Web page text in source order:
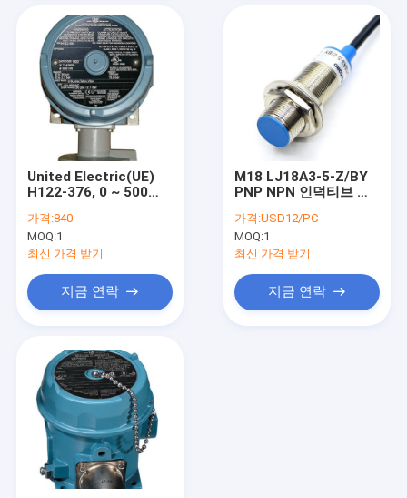
제품
우리에 대하여
공장 견학
품질 관리
인용문을 요구하세요
디지털 압력 계측기
스테인레스 강 압력계
정확성 증압기
프로그램 논리 제어기
United Electric(UE)
H122-376, 0 ~ 500
NPT 316L SS,120 시
리즈 압력 및 온도 스위
치
가격:840
MOQ:1
최신 가격 받기
지금 연락
M18 LJ18A3-5-Z/BY
PNP NPN 인덕티브 위
가격:USD12/PC
MOQ:1
최신 가격 받기
지금 연락